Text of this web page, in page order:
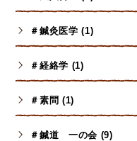
＃鍼灸医学 (1)
＃経絡学 (1)
＃素問 (1)
＃鍼道 一の会 (9)